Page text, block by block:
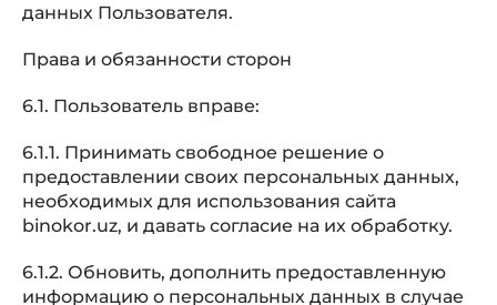
данных Пользователя.
Права и обязанности сторон
6.1. Пользователь вправе:
6.1.1. Принимать свободное решение о
предоставлении своих персональных данных,
необходимых для использования сайта
binokor.uz, и давать согласие на их обработку.
6.1.2. Обновить, дополнить предоставленную
информацию о персональных данных в случае